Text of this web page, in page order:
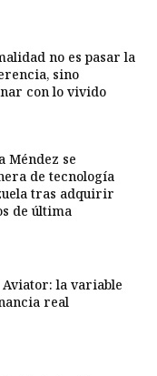
no es pasar la
sino
con lo vivido
Méndez se
de tecnología
tras adquirir
de última
Aviator: la variable
real